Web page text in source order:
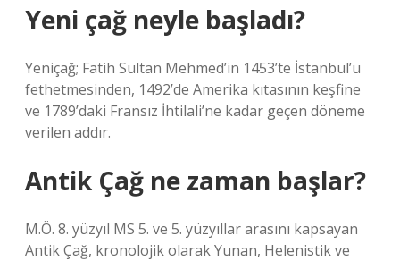
Yeni çağ neyle başladı?
Yeniçağ; Fatih Sultan Mehmed’in 1453’te İstanbul’u
fethetmesinden, 1492’de Amerika kıtasının keşfine
ve 1789’daki Fransız İhtilali’ne kadar geçen döneme
verilen addır.
Antik Çağ ne zaman başlar?
M.Ö. 8. yüzyıl MS 5. ve 5. yüzyıllar arasını kapsayan
Antik Çağ, kronolojik olarak Yunan, Helenistik ve